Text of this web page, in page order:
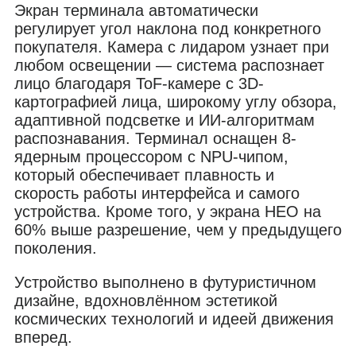
Экран терминала автоматически
регулирует угол наклона под конкретного
покупателя. Камера с лидаром узнает при
любом освещении — система распознает
лицо благодаря ToF-камере с 3D-
картографией лица, широкому углу обзора,
адаптивной подсветке и ИИ-алгоритмам
распознавания. Терминал оснащен 8-
ядерным процессором с NPU-чипом,
который обеспечивает плавность и
скорость работы интерфейса и самого
устройства. Кроме того, у экрана НЕО на
60% выше разрешение, чем у предыдущего
поколения.
Устройство выполнено в футуристичном
дизайне, вдохновлённом эстетикой
космических технологий и идеей движения
вперед.